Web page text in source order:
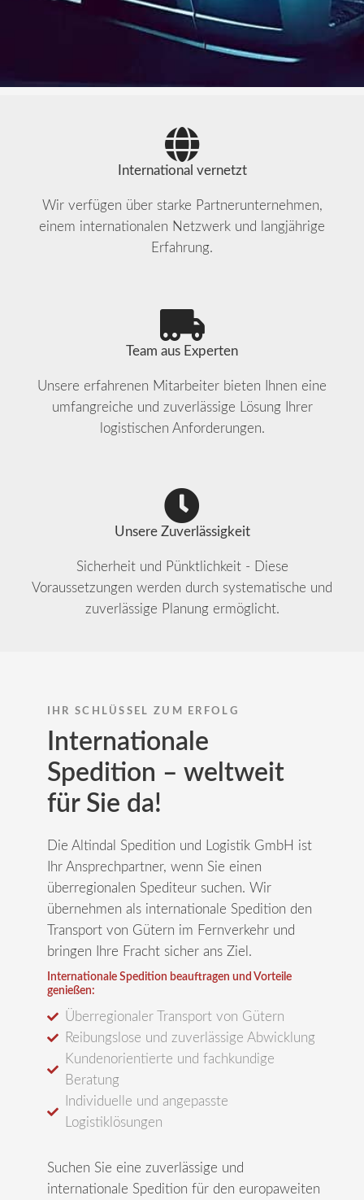
International vernetzt
Wir verfügen über starke Partnerunternehmen,
einem internationalen Netzwerk und langjährige
Erfahrung.
Team aus Experten
Unsere erfahrenen Mitarbeiter bieten Ihnen eine
umfangreiche und zuverlässige Lösung Ihrer
logistischen Anforderungen.
Unsere Zuverlässigkeit
Sicherheit und Pünktlichkeit - Diese
Voraussetzungen werden durch systematische und
zuverlässige Planung ermöglicht.
IHR SCHLÜSSEL ZUM ERFOLG
Internationale
Spedition – weltweit
für Sie da!
Die Altindal Spedition und Logistik GmbH ist
Ihr Ansprechpartner, wenn Sie einen
überregionalen Spediteur suchen. Wir
übernehmen als internationale Spedition den
Transport von Gütern im Fernverkehr und
bringen Ihre Fracht sicher ans Ziel.
Internationale Spedition beauftragen und Vorteile
genießen:
Überregionaler Transport von Gütern
Reibungslose und zuverlässige Abwicklung
Kundenorientierte und fachkundige
Beratung
Individuelle und angepasste
Logistiklösungen
Suchen Sie eine zuverlässige und
internationale Spedition für den europaweiten